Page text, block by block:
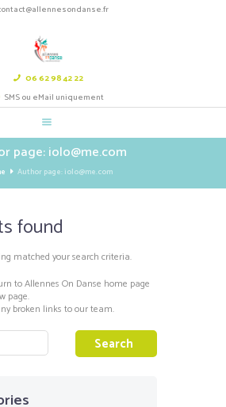
06 62 98 42 22
SMS ou eMail uniquement
page: iolo@me.com
Author page: iolo@me.com
found
matched your search criteria.
toAllennes On Danse home page
page.
broken links to our team.